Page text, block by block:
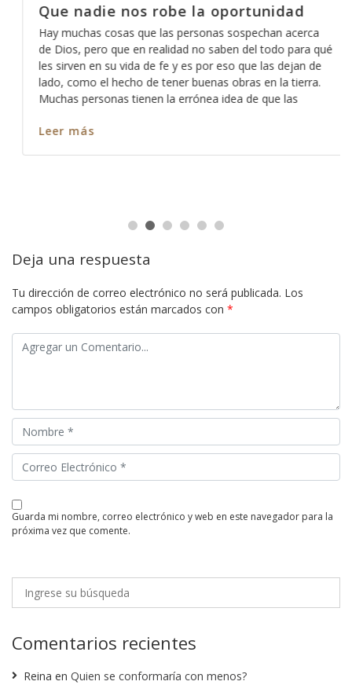
Que nadie nos robe la oportunidad
Hay muchas cosas que las personas sospechan acerca
de Dios, pero que en realidad no saben del todo para qué
les sirven en su vida de fe y es por eso que las dejan de
lado, como el hecho de tener buenas obras en la tierra.
Muchas personas tienen la errónea idea de que las
Leer más
Deja una respuesta
Tu dirección de correo electrónico no será publicada. Los
campos obligatorios están marcados con *
guarda mi nombre, correo electrónico y web en este navegador para la
próxima vez que comente.
Comentarios recientes
Reina en Quien se conformaría con menos?